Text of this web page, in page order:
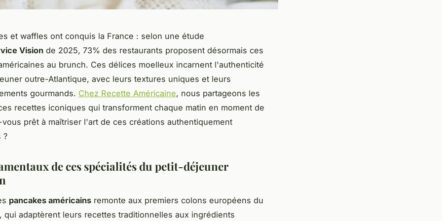
et waffles ont conquis la France : selon une étude
Vision de 2025, 73% des restaurants proposent désormais ces
au brunch. Ces délices moelleux incarnent l'authenticité
outre-Atlantique, avec leurs textures uniques et leurs
gourmands. Chez Recette Américaine, nous partageons les
recettes iconiques qui transforment chaque matin en moment de
vous prêt à maîtriser l'art de ces créations authentiquement
?
de ces spécialités du petit-déjeuner
pancakes américains remonte aux premiers colons européens du
qui adaptèrent leurs recettes traditionnelles aux ingrédients